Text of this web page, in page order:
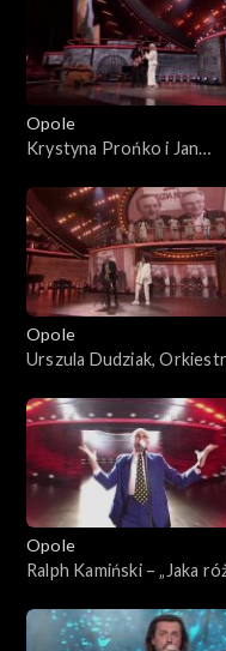
tęsknoty – koncert
Wojciecha Trzcińskiego”
Opole
Krystyna Prońko i Jan
domu”. 62. KFPP: „Małe
tęsknoty – koncert
Wojciecha Trzcińskiego”
Opole
Urszula Dudziak,
medley instrumentalny.
KFPP: „Małe tęsknoty –
koncert pamięci
Trzcińskiego”
Opole
Ralph Kamiński – „Jaka
Koncert „Trzy ćwiartki
Cygana”